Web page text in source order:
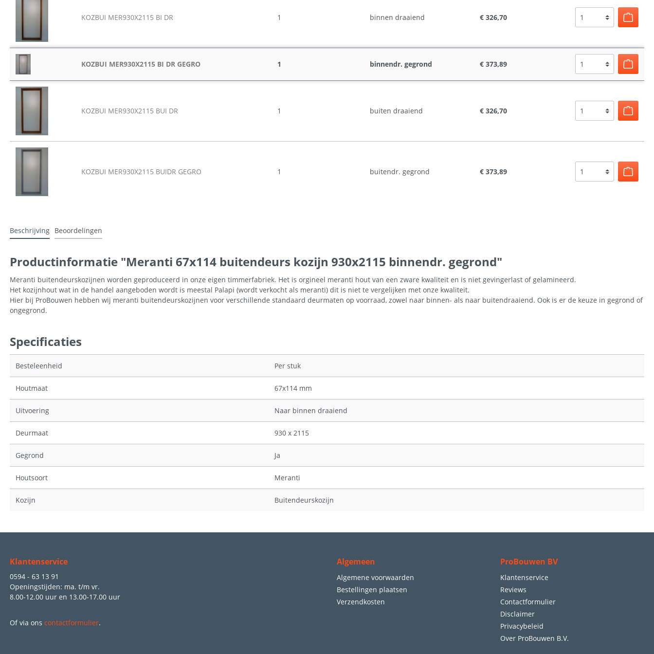
KOZBUI MER930X2115 BI DR 1 binnen draaiend € 326,70
KOZBUI MER930X2115 BI DR GEGRO 1 binnendr. gegrond € 373,89
KOZBUI MER930X2115 BUI DR 1 buiten draaiend € 326,70
KOZBUI MER930X2115 BUIDR GEGRO 1 buitendr. gegrond € 373,89
Beschrijving Beoordelingen
Productinformatie "Meranti 67x114 buitendeurs kozijn 930x2115 binnendr. gegrond"
Meranti buitendeurskozijnen worden geproduceerd in onze eigen timmerfabriek. Het is orgineel meranti hout van een zware kwaliteit en is niet gevingerlast of gelamineerd.
Het kozijnhout wat in de handel aangeboden wordt is meestal Palapi (wordt verkocht als meranti) dit is niet te vergelijken met onze kwaliteit.
Hier bij ProBouwen hebben wij meranti buitendeurskozijnen voor verschillende standaard deurmaten op voorraad, zowel naar binnen- als naar buitendraaiend. Ook is er de keuze in gegrond of
ongegrond.
Specificaties
Besteleenheid Per stuk
Houtmaat 67x114 mm
Uitvoering Naar binnen draaiend
Deurmaat 930 x 2115
Gegrond Ja
Houtsoort Meranti
Kozijn Buitendeurskozijn
Klantenservice
0594 - 63 13 91
Openingstijden: ma. t/m vr.
8.00-12.00 uur en 13.00-17.00 uur
Of via ons contactformulier.
Algemeen
Algemene voorwaarden
Bestellingen plaatsen
Verzendkosten
ProBouwen BV
Klantenservice
Reviews
Contactformulier
Disclaimer
Privacybeleid
Over ProBouwen B.V.